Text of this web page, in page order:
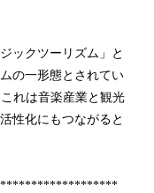
ックツーリズム」と
の一形態とされてい
れは音楽産業と観光
性化にもつながると